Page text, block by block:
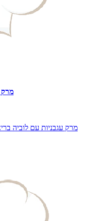
מרק
מרק עגבניות עם לוביה